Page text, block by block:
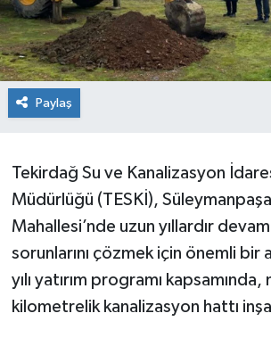
Paylaş
Tekirdağ Su ve Kanalizasyon
Müdürlüğü (TESKİ),
Mahallesi’nde uzun yıllardır
sorunlarını çözmek için önemli bir
yılı yatırım programı
kilometrelik kanalizasyon hattı